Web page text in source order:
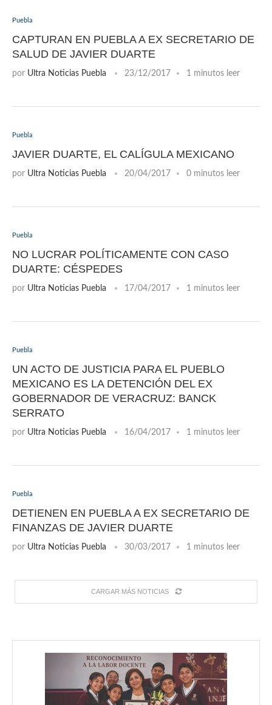
Puebla
CAPTURAN EN PUEBLA A EX SECRETARIO DE
SALUD DE JAVIER DUARTE
por Ultra Noticias Puebla 23/12/2017 1 minutos leer
Puebla
JAVIER DUARTE, EL CALÍGULA MEXICANO
por Ultra Noticias Puebla 20/04/2017 0 minutos leer
Puebla
NO LUCRAR POLÍTICAMENTE CON CASO
DUARTE: CÉSPEDES
por Ultra Noticias Puebla 17/04/2017 1 minutos leer
Puebla
UN ACTO DE JUSTICIA PARA EL PUEBLO
MEXICANO ES LA DETENCIÓN DEL EX
GOBERNADOR DE VERACRUZ: BANCK
SERRATO
por Ultra Noticias Puebla 16/04/2017 1 minutos leer
Puebla
DETIENEN EN PUEBLA A EX SECRETARIO DE
FINANZAS DE JAVIER DUARTE
por Ultra Noticias Puebla 30/03/2017 1 minutos leer
CARGAR MÁS NOTICIAS